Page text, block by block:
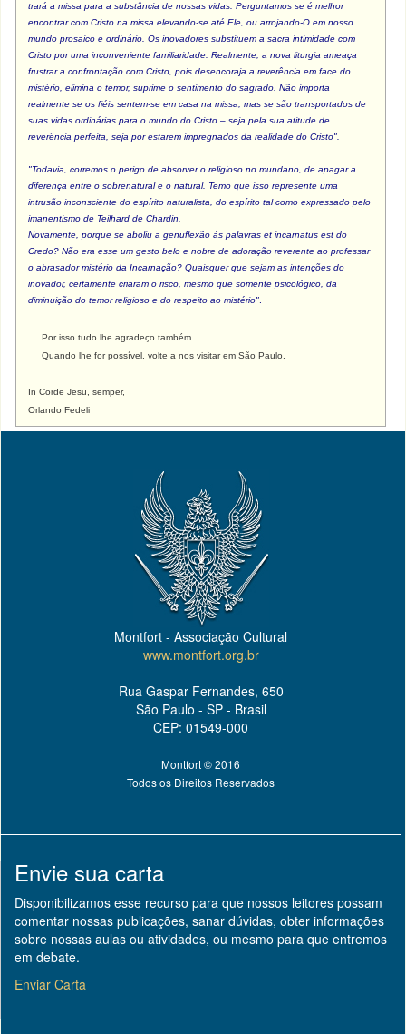
trará a missa para a substância de nossas vidas. Perguntamos se é melhor
encontrar com Cristo na missa elevando-se até Ele, ou arrojando-O em nosso
mundo prosaico e ordinário. Os inovadores substituem a sacra intimidade com
Cristo por uma inconveniente familiaridade. Realmente, a nova liturgia ameaça
frustrar a confrontação com Cristo, pois desencoraja a reverência em face do
mistério, elimina o temor, suprime o sentimento do sagrado. Não importa
realmente se os fiéis sentem-se em casa na missa, mas se são transportados de
suas vidas ordinárias para o mundo do Cristo – seja pela sua atitude de
reverência perfeita, seja por estarem impregnados da realidade do Cristo".
"Todavia, corremos o perigo de absorver o religioso no mundano, de apagar a
diferença entre o sobrenatural e o natural. Temo que isso represente uma
intrusão inconsciente do espírito naturalista, do espírito tal como expressado pelo
imanentismo de Teilhard de Chardin.
Novamente, porque se aboliu a genuflexão às palavras et incarnatus est do
Credo? Não era esse um gesto belo e nobre de adoração reverente ao professar
o abrasador mistério da Incarnação? Quaisquer que sejam as intenções do
inovador, certamente criaram o risco, mesmo que somente psicológico, da
diminuição do temor religioso e do respeito ao mistério"
Por isso tudo lhe agradeço também.
Quando lhe for possível, volte a nos visitar em São Paulo.
In Corde Jesu, semper,
Orlando Fedeli
Montfort - Associação Cultural
www.montfort.org.br
Rua Gaspar Fernandes, 650
São Paulo - SP - Brasil
CEP: 01549-000
Montfort © 2016
Todos os Direitos Reservados
Envie sua carta
Disponibilizamos esse recurso para que nossos leitores possam
comentar nossas publicações, sanar dúvidas, obter informações
sobre nossas aulas ou atividades, ou mesmo para que entremos
em debate.
Enviar Carta